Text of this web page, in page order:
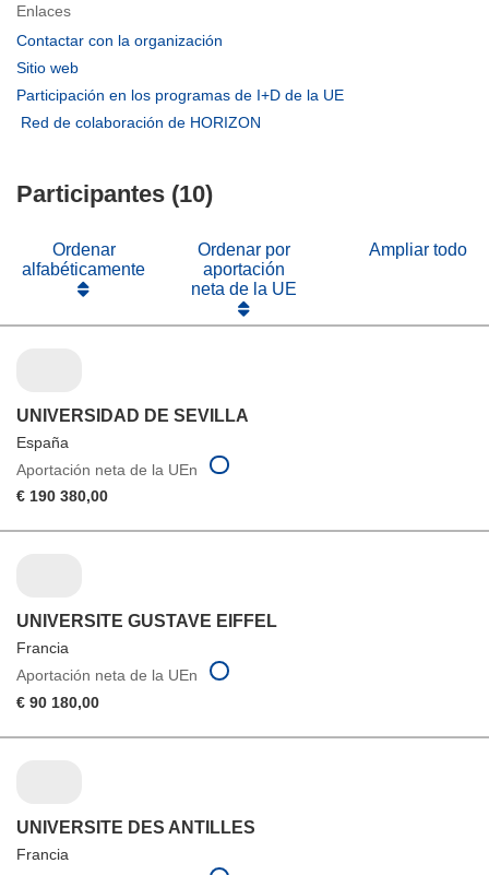
Enlaces
Contactar con la organización
nueva
Sitio web
abrirá
ventana)
Participación en los programas de I+D de la UE
Red de colaboración de HORIZON
Participantes (10)
Ordenar
alfabéticamente
Ordenar por
aportación
neta de la UE
Ampliar todo
UNIVERSIDAD DE SEVILLA
España
Aportación neta de la UEn
€ 190 380,00
UNIVERSITE GUSTAVE EIFFEL
Francia
Aportación neta de la UEn
€ 90 180,00
UNIVERSITE DES ANTILLES
Francia